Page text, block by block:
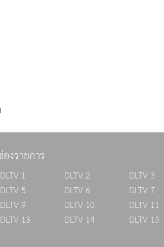
งรายการ
DLTV 1 DLTV 2 DLTV 3
DLTV 5
DLTV 6 DLTV 7
DLTV 9
DLTV 10 DLTV 11
DLTV 13
DLTV 14 DLTV 15